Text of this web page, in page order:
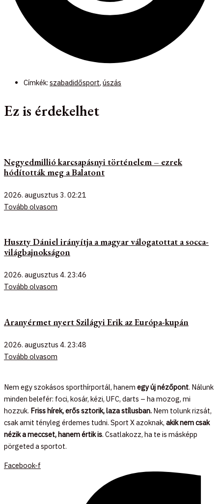
Címkék: szabadidősport, úszás
Ez is érdekelhet
Negyedmillió karcsapásnyi történelem – ezrek
hódították meg a Balatont
2026. augusztus 3. 02:21
Tovább olvasom
Huszty Dániel irányítja a magyar válogatottat a socca-
világbajnokságon
2026. augusztus 4. 23:46
Tovább olvasom
Aranyérmet nyert Szilágyi Erik az Európa-kupán
2026. augusztus 4. 23:48
Tovább olvasom
Nem egy szokásos sporthírportál, hanem egy új nézőpont. Nálunk
minden belefér: foci, kosár, kézi, UFC, darts – ha mozog, mi
hozzuk. Friss hírek, erős sztorik, laza stílusban. Nem tolunk rizsát,
csak amit tényleg érdemes tudni. Sport X azoknak, akik nem csak
nézik a meccset, hanem értik is. Csatlakozz, ha te is másképp
pörgeted a sportot.
Facebook-f